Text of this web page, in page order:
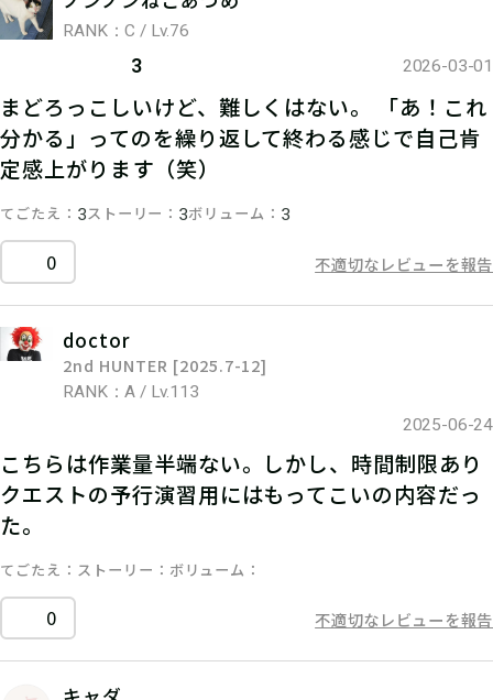
RANK：C / Lv.76
3 2026-03-01
まどろっこしいけど、難しくはない。 「あ！これ
分かる」ってのを繰り返して終わる感じで自己肯
定感上がります（笑）
てごたえ 3ストーリー 3ボリューム 3
0 不適切なレビューを報告
doctor
2nd HUNTER [2025.7-12]
RANK：A / Lv.113
2025-06-24
こちらは作業量半端ない。しかし、時間制限あり
クエストの予行演習用にはもってこいの内容だっ
た。
てごたえ ストーリー ボリューム
0 不適切なレビューを報告